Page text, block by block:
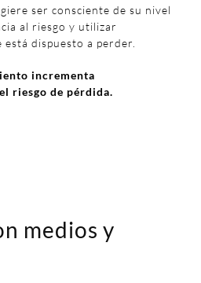
ser consciente de su nivel
al riesgo y utilizar
dispuesto a perder.
incrementa
riesgo de pérdida.
medios y